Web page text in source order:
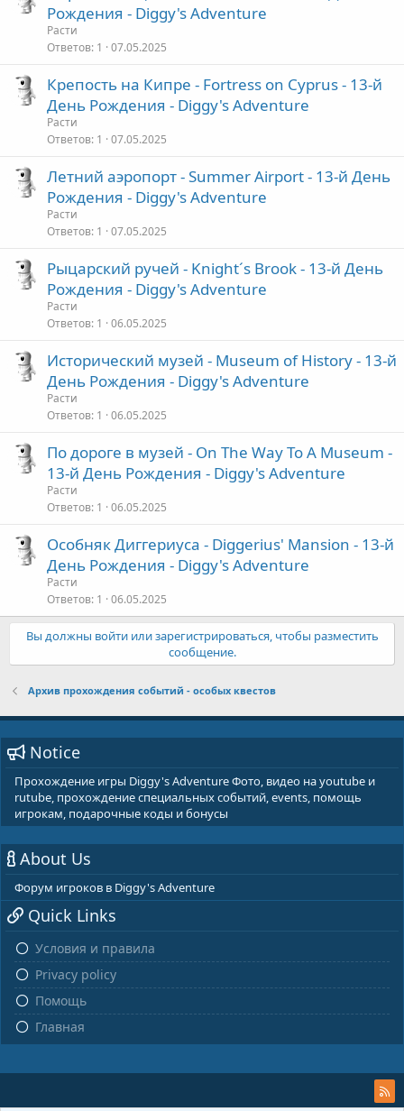
Рождения - Diggy's Adventure
Расти
Ответов 1 07.05.2025
Крепость на Кипре - Fortress on Cyprus - 13-й
День Рождения - Diggy's Adventure
Расти
Ответов 1 07.05.2025
Летний аэропорт - Summer Airport - 13-й День
Рождения - Diggy's Adventure
Расти
Ответов 1 07.05.2025
Рыцарский ручей - Knight´s Brook - 13-й День
Рождения - Diggy's Adventure
Расти
Ответов 1 06.05.2025
Исторический музей - Museum of History - 13-й
День Рождения - Diggy's Adventure
Расти
Ответов 1 06.05.2025
По дороге в музей - On The Way To A Museum -
13-й День Рождения - Diggy's Adventure
Расти
Ответов 1 06.05.2025
Особняк Диггериуса - Diggerius' Mansion - 13-й
День Рождения - Diggy's Adventure
Расти
Ответов 1 06.05.2025
Вы должны войти или зарегистрироваться, чтобы разместить
сообщение.
Архив прохождения событий - особых квестов
Notice
Прохождение игры Diggy's Adventure Фото, видео на youtube и
rutube, прохождение специальных событий, events, помощь
игрокам, подарочные коды и бонусы
About Us
Форум игроков в Diggy's Adventure
Quick Links
Условия и правила
Privacy policy
Помощь
Главная